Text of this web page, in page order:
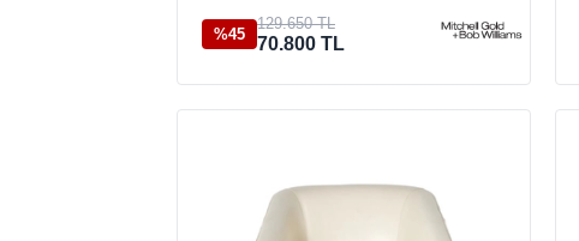
%45
129.650 TL
70.800 TL